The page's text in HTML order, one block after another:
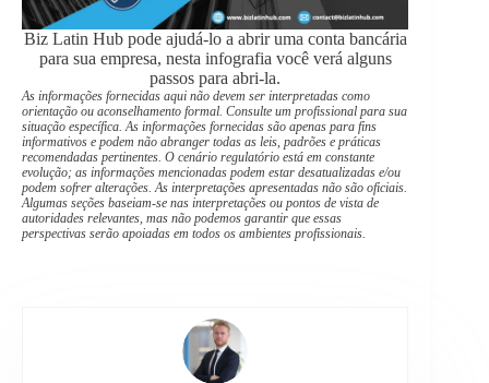
Biz Latin Hub pode ajudá-lo a abrir uma conta bancária
para sua empresa, nesta infografia você verá alguns
passos para abri-la.
As informações fornecidas aqui não devem ser interpretadas como
orientação ou aconselhamento formal. Consulte um profissional para sua
situação específica. As informações fornecidas são apenas para fins
informativos e podem não abranger todas as leis, padrões e práticas
recomendadas pertinentes. O cenário regulatório está em constante
evolução; as informações mencionadas podem estar desatualizadas e/ou
podem sofrer alterações. As interpretações apresentadas não são oficiais.
Algumas seções baseiam-se nas interpretações ou pontos de vista de
autoridades relevantes, mas não podemos garantir que essas
perspectivas serão apoiadas em todos os ambientes profissionais.